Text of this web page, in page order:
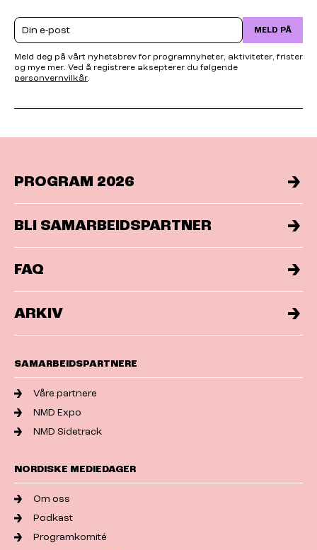
Email MELD PÅ
Meld deg på vårt nyhetsbrev for programnyheter, aktiviteter, frister
og mye mer. Ved å registrere aksepterer du følgende
personvernvilkår.
PROGRAM 2026
BLI SAMARBEIDSPARTNER
FAQ
ARKIV
SAMARBEIDSPARTNERE
Våre partnere
NMD Expo
NMD Sidetrack
NORDISKE MEDIEDAGER
Om oss
Podkast
Programkomité